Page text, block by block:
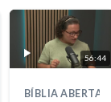
56:44
BÍBLIA ABERTA